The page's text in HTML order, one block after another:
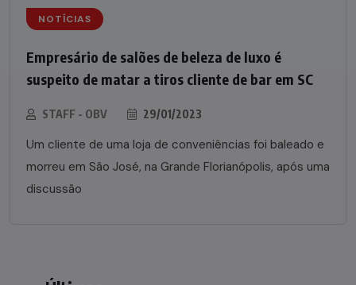
NOTÍCIAS
Empresário de salões de beleza de luxo é
suspeito de matar a tiros cliente de bar em SC
STAFF - OBV 29/01/2023
Um cliente de uma loja de conveniências foi baleado e
morreu em São José, na Grande Florianópolis, após uma
discussão